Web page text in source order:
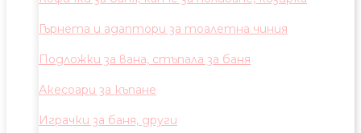
Гърнета и адаптори за тоалетна чиния
Подложки за вана, стъпала за баня
Акесоари за къпане
Играчки за баня, други